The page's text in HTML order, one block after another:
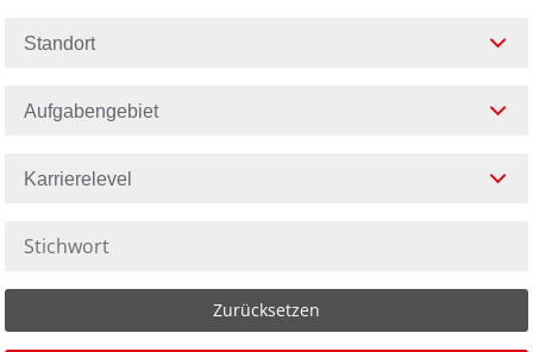
Standort
Aufgabengebiet
Karrierelevel
Zurücksetzen